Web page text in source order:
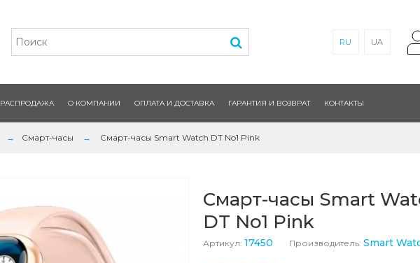
RU UA
РАСПРОДАЖА О КОМПАНИИ ОПЛАТА И ДОСТАВКА ГАРАНТИЯ И ВОЗВРАТ КОНТАКТЫ
Смарт-часы Смарт-часы Smart Watch DT No1 Pink
Смарт-часы Smart
DT No1 Pink
Артикул: 17450 Производитель: Smart